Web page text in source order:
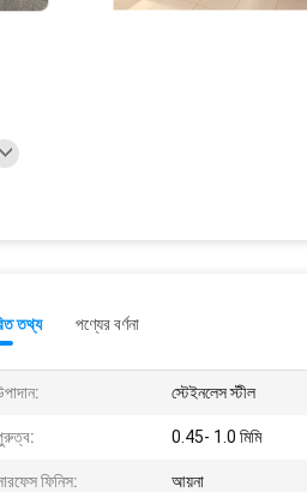
তথ্য পণ্যের বর্ণনা
স্টেইনলেস স্টীল
0.45- 1.0 মিমি
ফিনিস: আয়না